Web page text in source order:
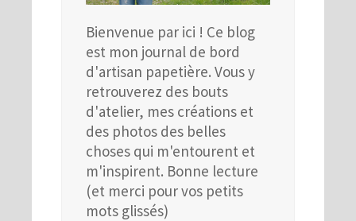
Bienvenue par ici ! Ce blog
est mon journal de bord
d'artisan papetière. Vous y
retrouverez des bouts
d'atelier, mes créations et
des photos des belles
choses qui m'entourent et
m'inspirent. Bonne lecture
(et merci pour vos petits
mots glissés)